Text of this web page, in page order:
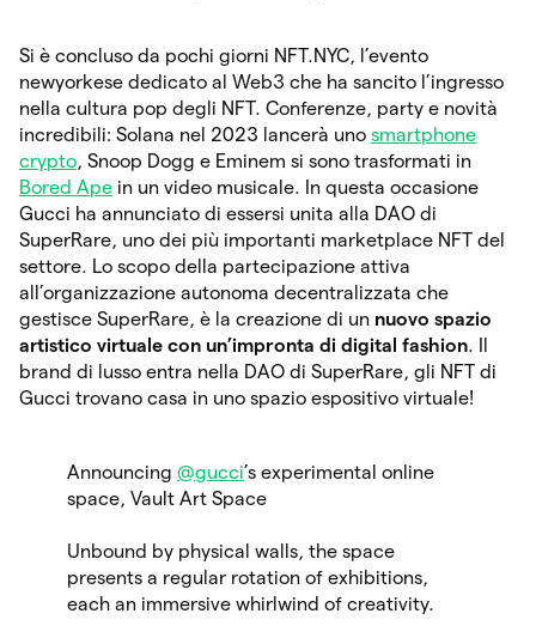
Si è concluso da pochi giorni NFT.NYC, l’evento
newyorkese dedicato al Web3 che ha sancito l’ingresso
nella cultura pop degli NFT. Conferenze, party e novità
incredibili: Solana nel 2023 lancerà uno smartphone
crypto, Snoop Dogg e Eminem si sono trasformati in
Bored Ape in un video musicale. In questa occasione
Gucci ha annunciato di essersi unita alla DAO di
SuperRare, uno dei più importanti marketplace NFT del
settore. Lo scopo della partecipazione attiva
all’organizzazione autonoma decentralizzata che
gestisce SuperRare, è la creazione di un nuovo spazio
artistico virtuale con un’impronta di digital fashion. Il
brand di lusso entra nella DAO di SuperRare, gli NFT di
Gucci trovano casa in uno spazio espositivo virtuale!
Announcing @gucci’s experimental online
space, Vault Art Space
Unbound by physical walls, the space
presents a regular rotation of exhibitions,
each an immersive whirlwind of creativity.